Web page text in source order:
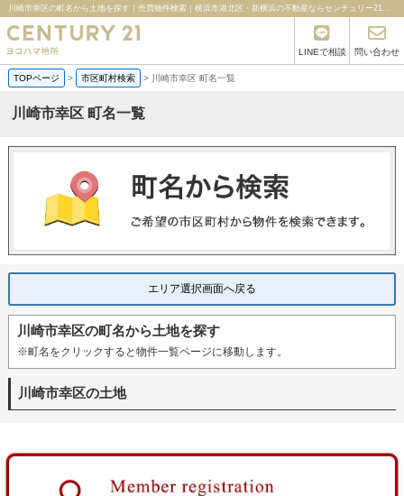
川崎市幸区の町名から土地を探す｜売買物件検索｜横浜市港北区・新横浜の不動産ならセンチュリー21ヨコハマ地所
LINEで相談 問い合わせ
TOPページ > 市区町村検索 > 川崎市幸区 町名一覧
川崎市幸区 町名一覧
エリア選択画面へ戻る
川崎市幸区の町名から土地を探す
※町名をクリックすると物件一覧ページに移動します。
川崎市幸区の土地